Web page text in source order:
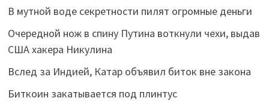
В мутной воде секретности пилят огромные деньги
Очередной нож в спину Путина воткнули чехи, выдав
США хакера Никулина
Вслед за Индией, Катар объявил биток вне закона
Биткоин закатывается под плинтус